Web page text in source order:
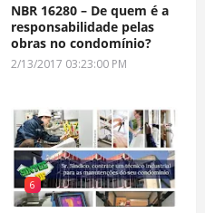
NBR 16280 – De quem é a
responsabilidade pelas
obras no condomínio?
2/13/2017 03:23:00 PM
6